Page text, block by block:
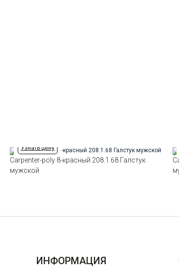
Узнать цену
Carpenter-poly 8-красный 208.1.68 Галстук
мужской
ИНФОРМАЦИЯ